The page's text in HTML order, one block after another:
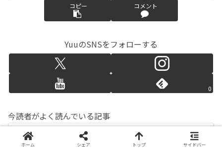
コピー コメント
YuuのSNSをフォローする
0
今読者がよく読んでいる記事
RX100M7 レビュー | 購入して4ヶ月
使って感じた事
ホーム シェア トップ サイドバー